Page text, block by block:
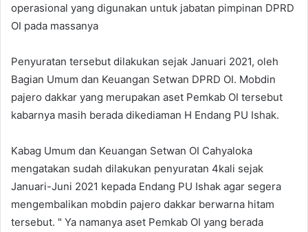
operasional yang digunakan untuk jabatan pimpinan DPRD
OI pada massanya
Penyuratan tersebut dilakukan sejak Januari 2021, oleh
Bagian Umum dan Keuangan Setwan DPRD OI. Mobdin
pajero dakkar yang merupakan aset Pemkab OI tersebut
kabarnya masih berada dikediaman H Endang PU Ishak.
Kabag Umum dan Keuangan Setwan OI Cahyaloka
mengatakan sudah dilakukan penyuratan 4kali sejak
Januari-Juni 2021 kepada Endang PU Ishak agar segera
mengembalikan mobdin pajero dakkar berwarna hitam
tersebut. " Ya namanya aset Pemkab OI yang berada